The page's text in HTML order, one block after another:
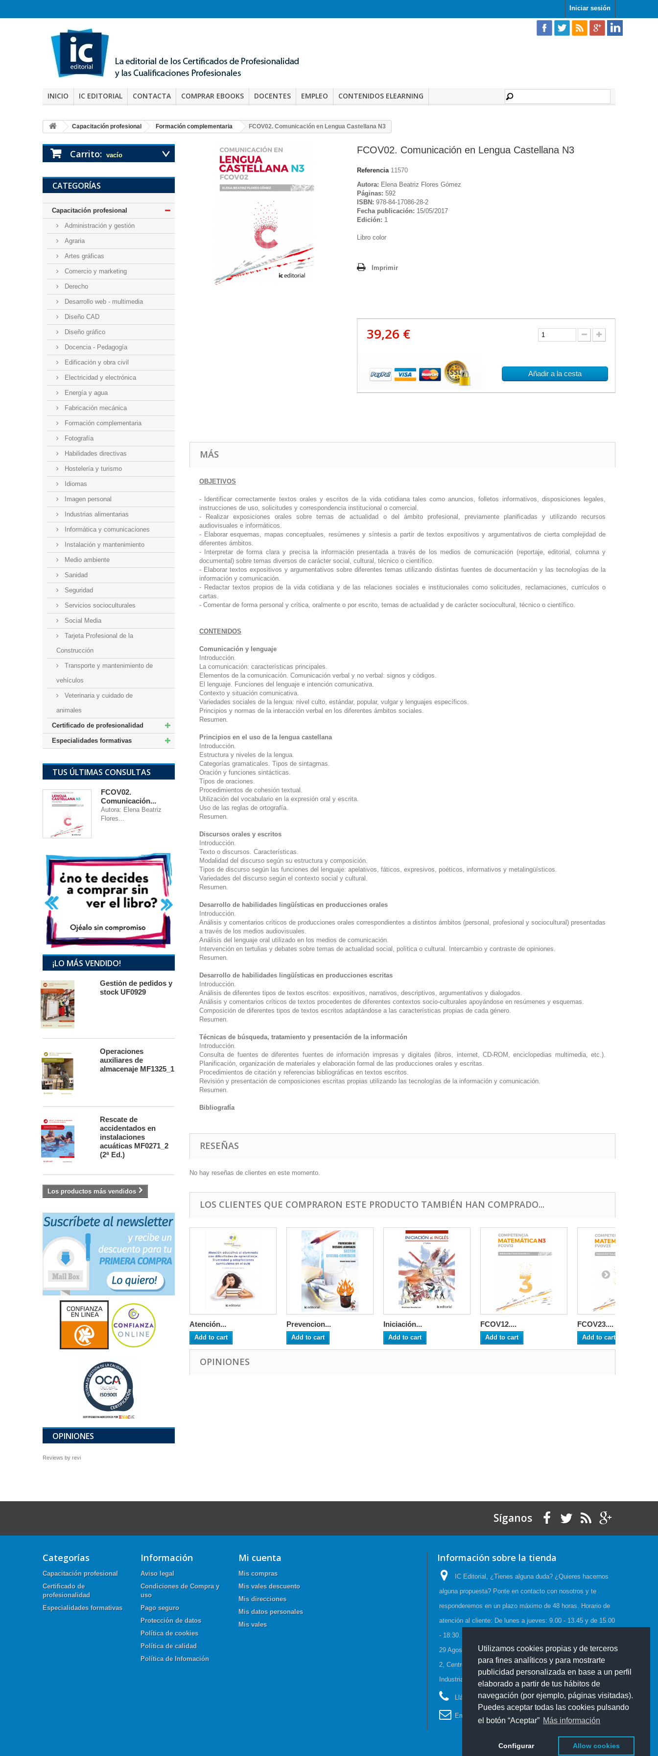
Utilizamos cookies propias y de terceros
para fines analíticos y para mostrarte
publicidad personalizada en base a un perfil
elaborado a partir de tus hábitos de
navegación (por ejemplo, páginas visitadas).
Puedes aceptar todas las cookies pulsando
el botón “Aceptar” Más información
Configurar Allow cookies
Iniciar sesión
INICIO IC EDITORIAL CONTACTA COMPRAR EBOOKS DOCENTES EMPLEO CONTENIDOS ELEARNING
Capacitación profesional Formación complementaria FCOV02. Comunicación en Lengua Castellana N3
Carrito: vacío
CATEGORÍAS
Capacitación profesional
Administración y gestión
Agraria
Artes gráficas
Comercio y marketing
Derecho
Desarrollo web - multimedia
Diseño CAD
Diseño gráfico
Docencia - Pedagogía
Edificación y obra civil
Electricidad y electrónica
Energía y agua
Fabricación mecánica
Formación complementaria
Fotografía
Habilidades directivas
Hostelería y turismo
Idiomas
Imagen personal
Industrias alimentarias
Informática y comunicaciones
Instalación y mantenimiento
Medio ambiente
Sanidad
Seguridad
Servicios socioculturales
Social Media
Tarjeta Profesional de la
Construcción
Transporte y mantenimiento de
vehículos
Veterinaria y cuidado de
animales
Certificado de profesionalidad
Especialidades formativas
TUS ÚLTIMAS CONSULTAS
FCOV02.
Comunicación...
Autora: Elena Beatriz
Flores...
¡LO MÁS VENDIDO!
Gestión de pedidos y
stock UF0929
Operaciones
auxiliares de
almacenaje MF1325_1
Rescate de
accidentados en
instalaciones
acuáticas MF0271_2
(2ª Ed.)
Los productos más vendidos
OPINIONES
Reviews by revi
FCOV02. Comunicación en Lengua Castellana N3
Referencia 11570
Autora: Elena Beatriz Flores Gómez
Páginas: 592
ISBN: 978-84-17086-28-2
Fecha publicación: 15/05/2017
Edición: 1
Libro color
Imprimir
39,26 €
Añadir a la cesta
MÁS
OBJETIVOS
- Identificar correctamente textos orales y escritos de la vida cotidiana tales como anuncios, folletos informativos, disposiciones legales,
instrucciones de uso, solicitudes y correspondencia institucional o comercial.
- Realizar exposiciones orales sobre temas de actualidad o del ámbito profesional, previamente planificadas y utilizando recursos
audiovisuales e informáticos.
- Elaborar esquemas, mapas conceptuales, resúmenes y síntesis a partir de textos expositivos y argumentativos de cierta complejidad de
diferentes ámbitos.
- Interpretar de forma clara y precisa la información presentada a través de los medios de comunicación (reportaje, editorial, columna y
documental) sobre temas diversos de carácter social, cultural, técnico o científico.
- Elaborar textos expositivos y argumentativos sobre diferentes temas utilizando distintas fuentes de documentación y las tecnologías de la
información y comunicación.
- Redactar textos propios de la vida cotidiana y de las relaciones sociales e institucionales como solicitudes, reclamaciones, currículos o
cartas.
- Comentar de forma personal y crítica, oralmente o por escrito, temas de actualidad y de carácter sociocultural, técnico o científico.
CONTENIDOS
Comunicación y lenguaje
Introducción.
La comunicación: características principales.
Elementos de la comunicación. Comunicación verbal y no verbal: signos y códigos.
El lenguaje. Funciones del lenguaje e intención comunicativa.
Contexto y situación comunicativa.
Variedades sociales de la lengua: nivel culto, estándar, popular, vulgar y lenguajes específicos.
Principios y normas de la interacción verbal en los diferentes ámbitos sociales.
Resumen.
Principios en el uso de la lengua castellana
Introducción.
Estructura y niveles de la lengua.
Categorías gramaticales. Tipos de sintagmas.
Oración y funciones sintácticas.
Tipos de oraciones.
Procedimientos de cohesión textual.
Utilización del vocabulario en la expresión oral y escrita.
Uso de las reglas de ortografía.
Resumen.
Discursos orales y escritos
Introducción.
Texto o discursos. Características.
Modalidad del discurso según su estructura y composición.
Tipos de discurso según las funciones del lenguaje: apelativos, fáticos, expresivos, poéticos, informativos y metalingüísticos.
Variedades del discurso según el contexto social y cultural.
Resumen.
Desarrollo de habilidades lingüísticas en producciones orales
Introducción.
Análisis y comentarios críticos de producciones orales correspondientes a distintos ámbitos (personal, profesional y sociocultural) presentadas
a través de los medios audiovisuales.
Análisis del lenguaje oral utilizado en los medios de comunicación.
Intervención en tertulias y debates sobre temas de actualidad social, política o cultural. Intercambio y contraste de opiniones.
Resumen.
Desarrollo de habilidades lingüísticas en producciones escritas
Introducción.
Análisis de diferentes tipos de textos escritos: expositivos, narrativos, descriptivos, argumentativos y dialogados.
Análisis y comentarios críticos de textos procedentes de diferentes contextos socio-culturales apoyándose en resúmenes y esquemas.
Composición de diferentes tipos de textos escritos adaptándose a las características propias de cada género.
Resumen.
Técnicas de búsqueda, tratamiento y presentación de la información
Introducción.
Consulta de fuentes de diferentes fuentes de información impresas y digitales (libros, internet, CD-ROM, enciclopedias multimedia, etc.).
Planificación, organización de materiales y elaboración formal de las producciones orales y escritas.
Procedimientos de citación y referencias bibliográficas en textos escritos.
Revisión y presentación de composiciones escritas propias utilizando las tecnologías de la información y comunicación.
Resumen.
Bibliografía
RESEÑAS
No hay reseñas de clientes en este momento.
LOS CLIENTES QUE COMPRARON ESTE PRODUCTO TAMBIÉN HAN COMPRADO...
Atención...
Add to cart
Prevencion...
Add to cart
Iniciación...
Add to cart
FCOV12....
Add to cart
FCOV23....
Add to cart
OPINIONES
Síganos
Categorías
Capacitación profesional
Certificado de
profesionalidad
Especialidades formativas
Información
Aviso legal
Condiciones de Compra y
uso
Pago seguro
Protección de datos
Política de cookies
Política de calidad
Política de Infomación
Mi cuenta
Mis compras
Mis vales descuento
Mis direcciones
Mis datos personales
Mis vales
Información sobre la tienda
IC Editorial, ¿Tienes alguna duda? ¿Quieres hacernos
alguna propuesta? Ponte en contacto con nosotros y te
responderemos en un plazo máximo de 48 horas. Horario de
atención al cliente: De lunes a jueves: 9.00 - 13.45 y de 15.00
- 18:30. Viernes: 9.00 - 15.00, Horario de Verano:(23 Junio a
29 Agosto) De lunes a viernes: 08:00-15:00, C/Cueva de Viera
2, Centro de negocios CADI, Edf. Antequera local 3 Polígono
Industrial de Antequera 29200 Antequera España
Llámanos ahora:952 70 60 04
Email: info@iceditorial.com